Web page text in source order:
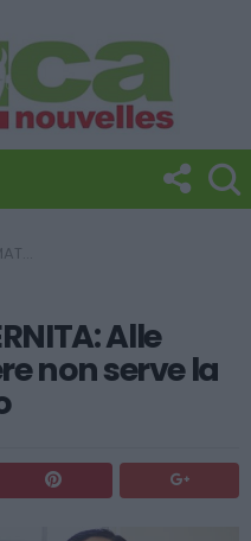
soggiorno
Alle
non serve la